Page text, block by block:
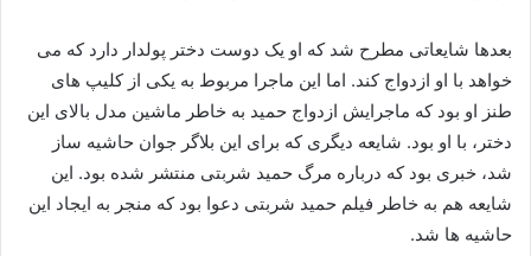
بعدها شایعاتی مطرح شد که او یک دوست دختر پولدار دارد که می
خواهد با او ازدواج کند. اما این ماجرا مربوط به یکی از کلیپ های
طنز او بود که ماجرایش ازدواج حمید به خاطر ماشین مدل بالای این
دختر، با او بود. شایعه دیگری که برای این بلاگر جوان حاشیه ساز
شد، خبری بود که درباره مرگ حمید شربتی منتشر شده بود. این
شایعه هم به خاطر فیلم حمید شربتی دعوا بود که منجر به ایجاد این
حاشیه ها شد.